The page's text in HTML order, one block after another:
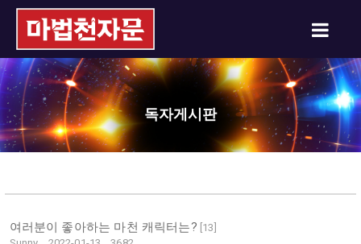
독자게시판
여러분이 좋아하는 마천 캐릭터는? 13